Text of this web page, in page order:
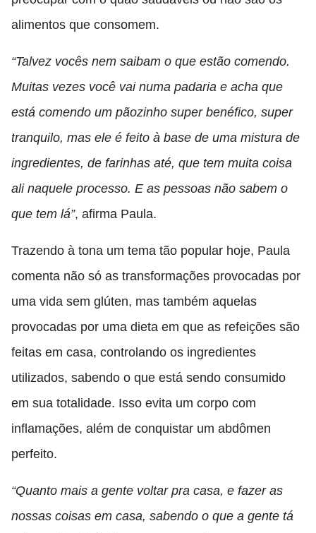
alimentos que consomem.
“Talvez vocês nem saibam o que estão comendo.
Muitas vezes você vai numa padaria e acha que
está comendo um pãozinho super benéfico, super
tranquilo, mas ele é feito à base de uma mistura de
ingredientes, de farinhas até, que tem muita coisa
ali naquele processo. E as pessoas não sabem o
que tem lá”, afirma Paula.
Trazendo à tona um tema tão popular hoje, Paula
comenta não só as transformações provocadas por
uma vida sem glúten, mas também aquelas
provocadas por uma dieta em que as refeições são
feitas em casa, controlando os ingredientes
utilizados, sabendo o que está sendo consumido
em sua totalidade. Isso evita um corpo com
inflamações, além de conquistar um abdômen
perfeito.
“Quanto mais a gente voltar pra casa, e fazer as
nossas coisas em casa, sabendo o que a gente tá